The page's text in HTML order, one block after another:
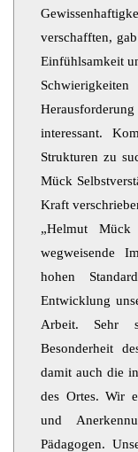
verschafften,
Einfühlsamkeit
interessant.
Strukturen zu
Mück
Kraft
„Helmut Mück
wegweisende
hohen
Entwicklung
Arbeit. Sehr
Besonderheit
damit auch die
des Ortes. Wir
und
Pädagogen.